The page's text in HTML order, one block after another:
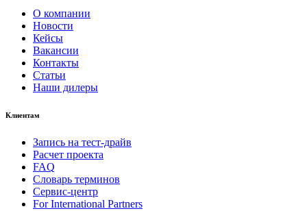
О компании
Новости
Кейсы
Вакансии
Контакты
Статьи
Наши дилеры
Клиентам
Запись на тест-драйв
Расчет проекта
FAQ
Словарь терминов
Сервис-центр
For International Partners